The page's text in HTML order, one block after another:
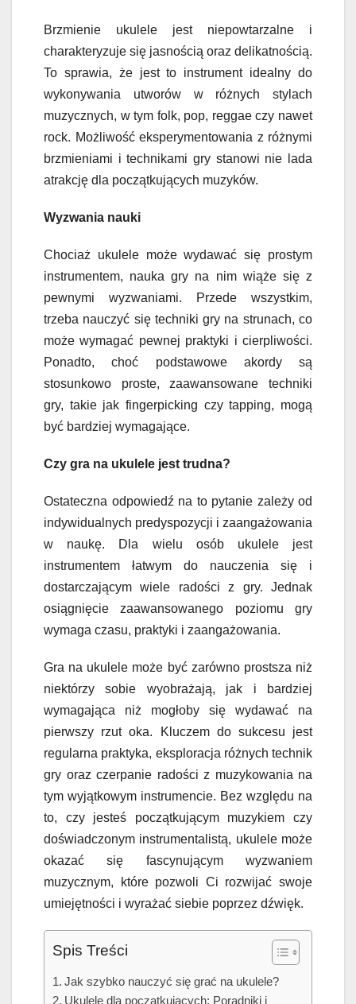
Brzmienie ukulele jest niepowtarzalne i
charakteryzuje się jasnością oraz delikatnością.
To sprawia, że jest to instrument idealny do
wykonywania utworów w różnych stylach
muzycznych, w tym folk, pop, reggae czy nawet
rock. Możliwość eksperymentowania z różnymi
brzmieniami i technikami gry stanowi nie lada
atrakcję dla początkujących muzyków.
Wyzwania nauki
Chociaż ukulele może wydawać się prostym
instrumentem, nauka gry na nim wiąże się z
pewnymi wyzwaniami. Przede wszystkim,
trzeba nauczyć się techniki gry na strunach, co
może wymagać pewnej praktyki i cierpliwości.
Ponadto, choć podstawowe akordy są
stosunkowo proste, zaawansowane techniki
gry, takie jak fingerpicking czy tapping, mogą
być bardziej wymagające.
Czy gra na ukulele jest trudna?
Ostateczna odpowiedź na to pytanie zależy od
indywidualnych predyspozycji i zaangażowania
w naukę. Dla wielu osób ukulele jest
instrumentem łatwym do nauczenia się i
dostarczającym wiele radości z gry. Jednak
osiągnięcie zaawansowanego poziomu gry
wymaga czasu, praktyki i zaangażowania.
Gra na ukulele może być zarówno prostsza niż
niektórzy sobie wyobrażają, jak i bardziej
wymagająca niż mogłoby się wydawać na
pierwszy rzut oka. Kluczem do sukcesu jest
regularna praktyka, eksploracja różnych technik
gry oraz czerpanie radości z muzykowania na
tym wyjątkowym instrumencie. Bez względu na
to, czy jesteś początkującym muzykiem czy
doświadczonym instrumentalistą, ukulele może
okazać się fascynującym wyzwaniem
muzycznym, które pozwoli Ci rozwijać swoje
umiejętności i wyrażać siebie poprzez dźwięk.
Spis Treści
Jak szybko nauczyć się grać na ukulele?
Ukulele dla początkujących: Poradniki i